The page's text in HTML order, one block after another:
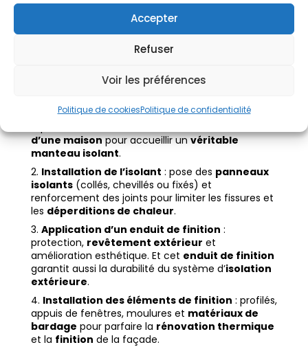
Accepter
Refuser
Voir les préférences
Politique de cookiesPolitique de confidentialité
panneaux isolants, améliorant la ventilation et
ponts thermiques
Une fois la méthode choisie, l’installation se
Préparation de la surface: nettoyage,
d’une maisonpour accueillir unvéritable
manteau isolant.
Installation de l’isolant : pose des panneaux
isolants(collés, chevillés ou fixés) et
renforcement des joints pour limiter les fissures et
les déperditions de chaleur.
Application d’un enduit de finition :
protection, revêtement extérieur et
amélioration esthétique. Et cet enduit de finition
garantit aussi la durabilité du système d’isolation
extérieure.
Installation des éléments de finition : profilés,
appuis de fenêtres, moulures et matériaux de
bardage pour parfaire la rénovation thermique
et la finition de la façade.